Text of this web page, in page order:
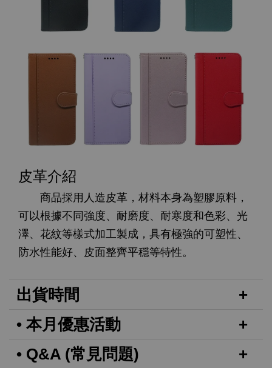
皮革介紹
商品採用人造皮革，材料本身為塑膠原料，
可以根據不同強度、耐磨度、耐寒度和色彩、光
澤、花紋等樣式加工製成，具有極強的可塑性、
防水性能好、皮面整齊平穩等特性。
出貨時間
• 本月優惠活動
• Q&A (常見問題)